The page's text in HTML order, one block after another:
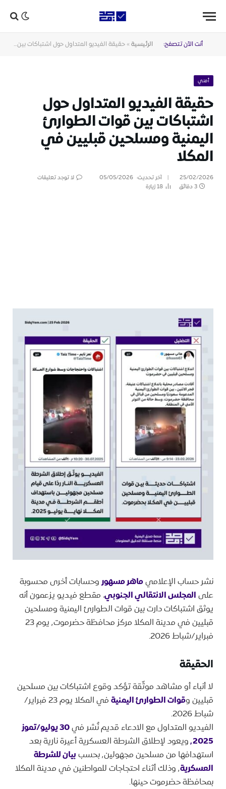
أنت الآن تتصفح: الرئيسية » حقيقة الفيديو المتداول حول اشتباكات بين قوات الطوارئ اليمنية ومسلحين قبليين في المكلا
أمني
حقيقة الفيديو المتداول حول
اشتباكات بين قوات الطوارئ
اليمنية ومسلحين قبليين في
المكلا
25/02/2026 آخر تحديث: 05/05/2026
لا توجد تعليقات
3 دقائق
18زيارة
نشر حساب الإعلاميماهر مسهوروحسابات أخرى محسوبة
علىالمجلس الانتقالي الجنوبي، مقطع فيديو يزعمون أنه
يوثق اشتباكات دارت بين قوات الطوارئ اليمنية ومسلحين
قبليين في مدينة المكلا مركز محافظة حضرموت٬ يوم 23
فبراير/شباط 2026.
الحقيقة
لا أنباء أو مشاهد موثّقة تؤكد وقوع اشتباكات بين مسلحين
قبليين وقوات الطوارئ اليمنية
في المكلا يوم 23 فبراير/
شباط 2026.
الفيديو المتداول مع الادعاء قديم نُشر في
30 يوليو/تموز
٬2025ويعود لإطلاق الشرطة العسكرية أعيرة نارية بعد
استهدافها من مسلحين مجهولين٬ بحسب
بيان للشرطة
العسكرية ٬ وذلك أثناء احتجاجات للمواطنين في مدينة المكلا
بمحافظة حضرموت حينها.